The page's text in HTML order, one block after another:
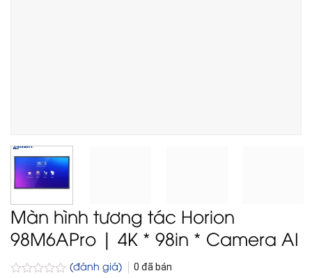
Màn hình tương tác Horion
98M6APro | 4K * 98in * Camera AI
(đánh giá) 0 đã bán